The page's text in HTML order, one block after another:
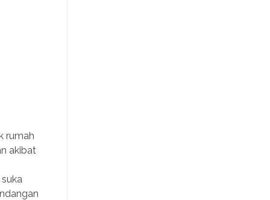
rumah
akibat